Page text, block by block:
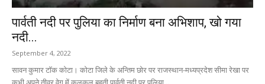
पार्वती नदी पर पुलिया का निर्माण बना अभिशाप, खो गया
नदी...
September 4, 2022
सावन कुमार टॉक कोटा। कोटा जिले के अन्तिम छोर पर राजस्थान-मध्यप्रदेश सीमा रेखा पर